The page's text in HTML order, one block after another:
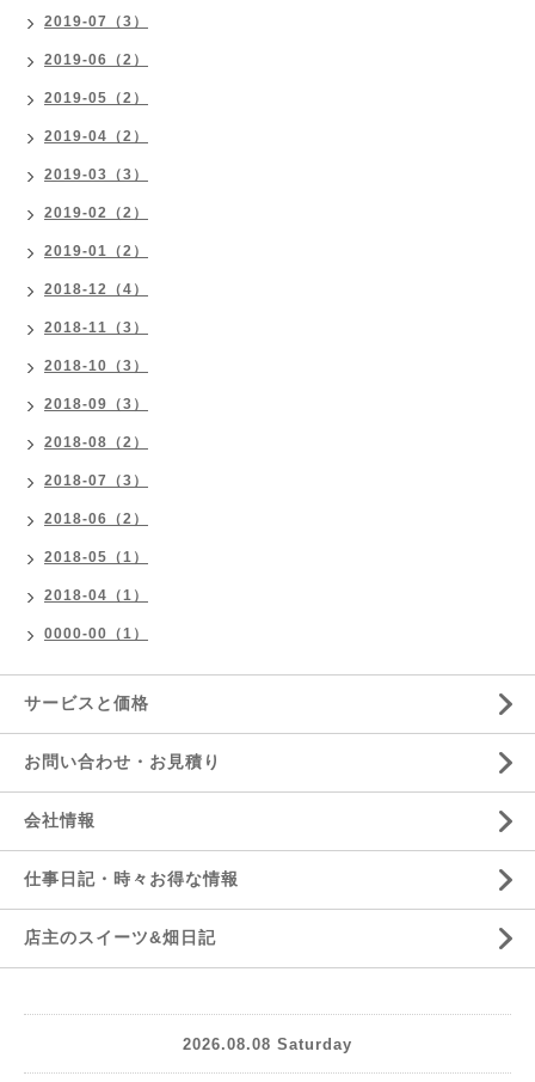
2019-07（3）
2019-06（2）
2019-05（2）
2019-04（2）
2019-03（3）
2019-02（2）
2019-01（2）
2018-12（4）
2018-11（3）
2018-10（3）
2018-09（3）
2018-08（2）
2018-07（3）
2018-06（2）
2018-05（1）
2018-04（1）
0000-00（1）
サービスと価格
お問い合わせ・お見積り
会社情報
仕事日記・時々お得な情報
店主のスイーツ&畑日記
2026.08.08 Saturday